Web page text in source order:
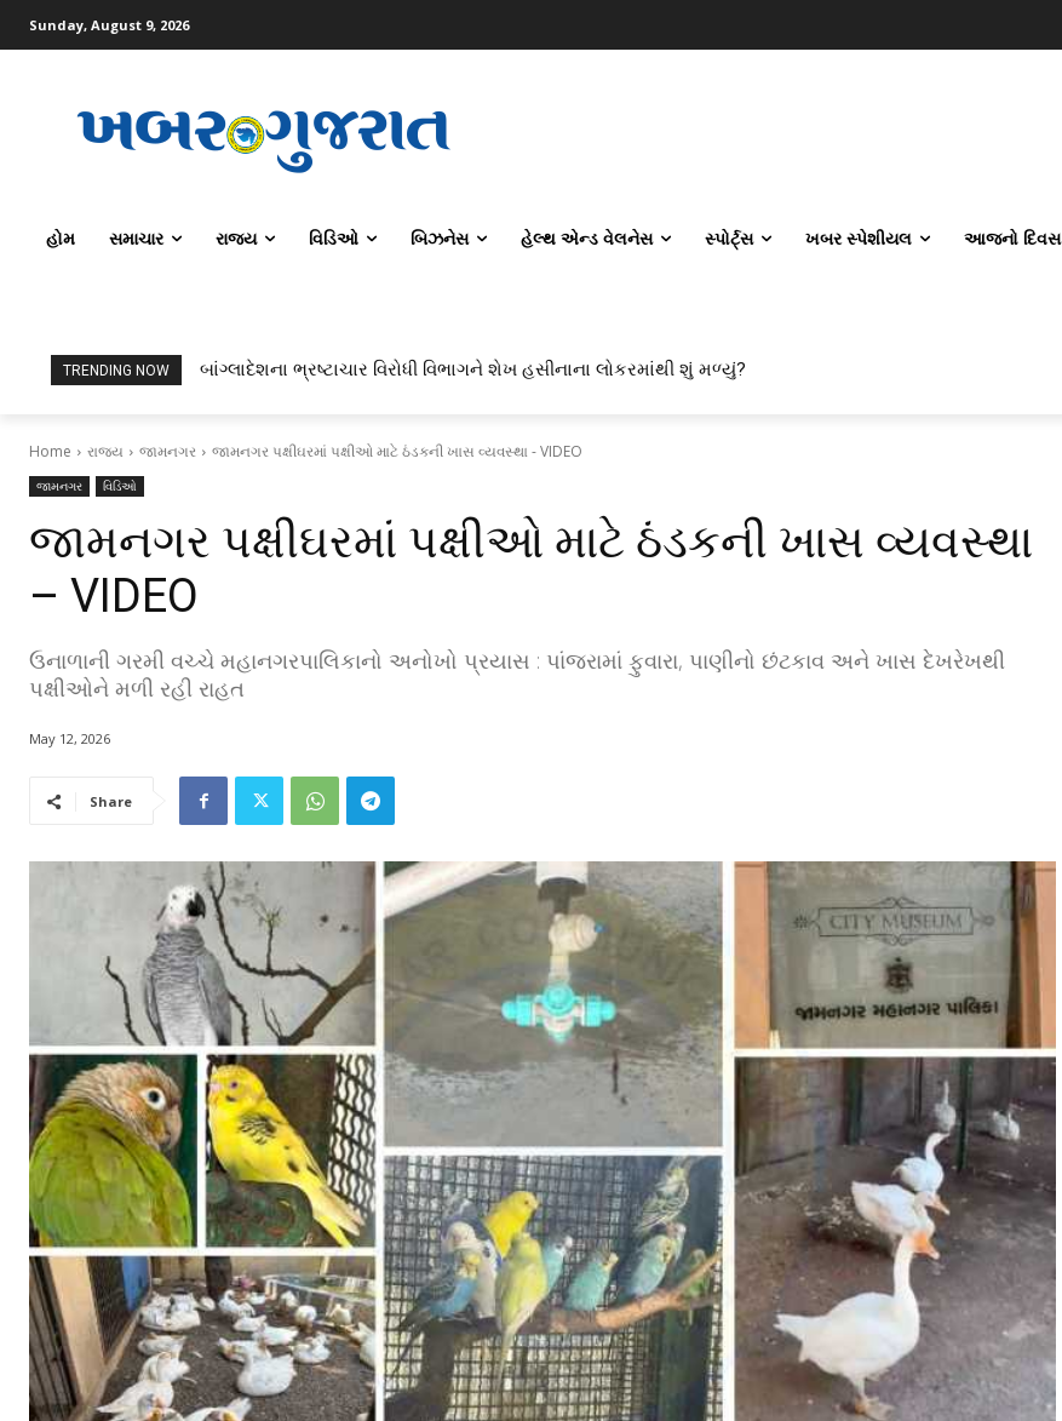
Sunday, August 9, 2026
હોમ સમાચાર રાજ્ય વિડિઓ બિઝનેસ હેલ્થ એન્ડ વેલનેસ સ્પોર્ટ્સ ખબર સ્પેશીયલ આજનો દિવસ
TRENDING NOW ટોપર્સ કોમ્પ્યુટર સાયન્સ અને AI કરતાં સિવિલ એન્જિનિયરિંગ કેમ પસંદ કરી રહ્યા છે? IITનો ટ્રેન્ડ બદલાઈ ગયો છે
બાંગ્લાદેશના ભ્રષ્ટાચાર વિરોધી વિભાગને શેખ હસીનાના લોકરમાંથી શું મળ્યું?
Home રાજ્ય જામનગર જામનગર પક્ષીઘરમાં પક્ષીઓ માટે ઠંડકની ખાસ વ્યવસ્થા - VIDEO
જામનગર વિડિઓ
જામનગર પક્ષીઘરમાં પક્ષીઓ માટે ઠંડકની ખાસ વ્યવસ્થા
– VIDEO
ઉનાળાની ગરમી વચ્ચે મહાનગરપાલિકાનો અનોખો પ્રયાસ : પાંજરામાં ફુવારા, પાણીનો છંટકાવ અને ખાસ દેખરેખથી
પક્ષીઓને મળી રહી રાહત
May 12, 2026
Share